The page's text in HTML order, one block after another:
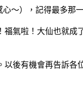
～），記得最多那
氣啦！大仙也就
後有機會再告訴